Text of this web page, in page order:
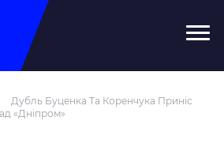
Дубль Буценка Та Коренчука Приніс
«Дніпром»